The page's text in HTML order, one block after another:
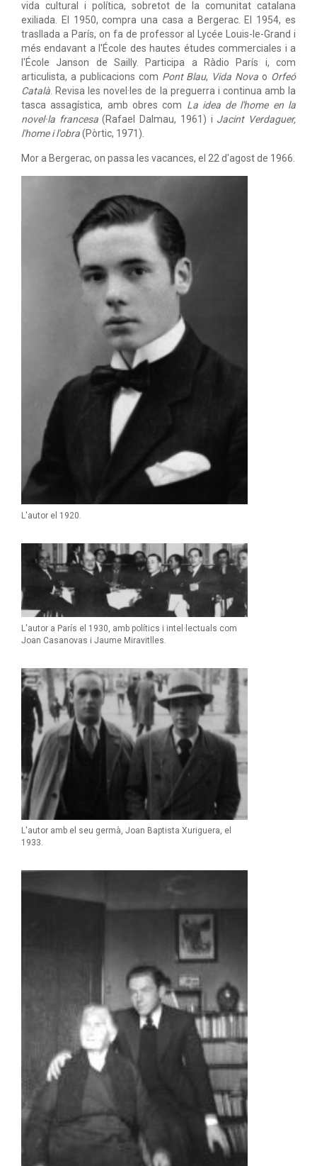
L'autor el 1920.
L'autor a París el 1930, amb polítics i intel·lectuals com
Joan Casanovas i Jaume Miravitlles.
L'autor amb el seu germà, Joan Baptista Xuriguera, el
1933.
vida cultural i política, sobretot de la comunitat catalana
exiliada. El 1950, compra una casa a Bergerac. El 1954, es
trasllada a París, on fa de professor al Lycée Louis-le-Grand i
més endavant a l'École des hautes études commerciales i a
l'École Janson de Sailly. Participa a Ràdio París i, com
articulista, a publicacions com Pont Blau, Vida Nova o Orfeó
Català . Revisa les novel·les de la preguerra i continua amb la
tasca assagística, amb obres com La idea de l'home en la
novel·la francesa(Rafael Dalmau, 1961) i Jacint Verdaguer,
l'home i l'obra(Pòrtic, 1971).
Mor a Bergerac, on passa les vacances, el 22 d'agost de 1966.